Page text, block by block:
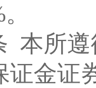
本所
证金证